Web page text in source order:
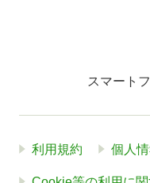
スマート
利用規約 個人